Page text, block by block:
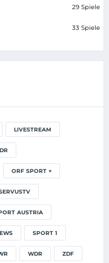
29 Spiele
33 Spiele
LIVESTREAM
ORF SPORT +
AUSTRIA
SPORT 1
WDR ZDF